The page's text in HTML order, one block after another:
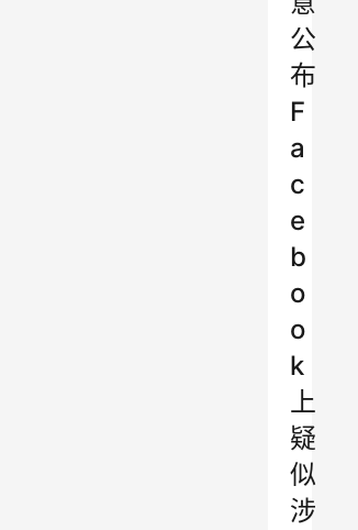
公
布
F
a
c
e
b
o
o
k
上
疑
似
涉